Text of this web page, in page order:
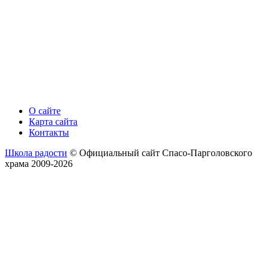
О сайте
Карта сайта
Контакты
Школа радости © Официальный сайт Спасо-Парголовского
храма 2009-2026